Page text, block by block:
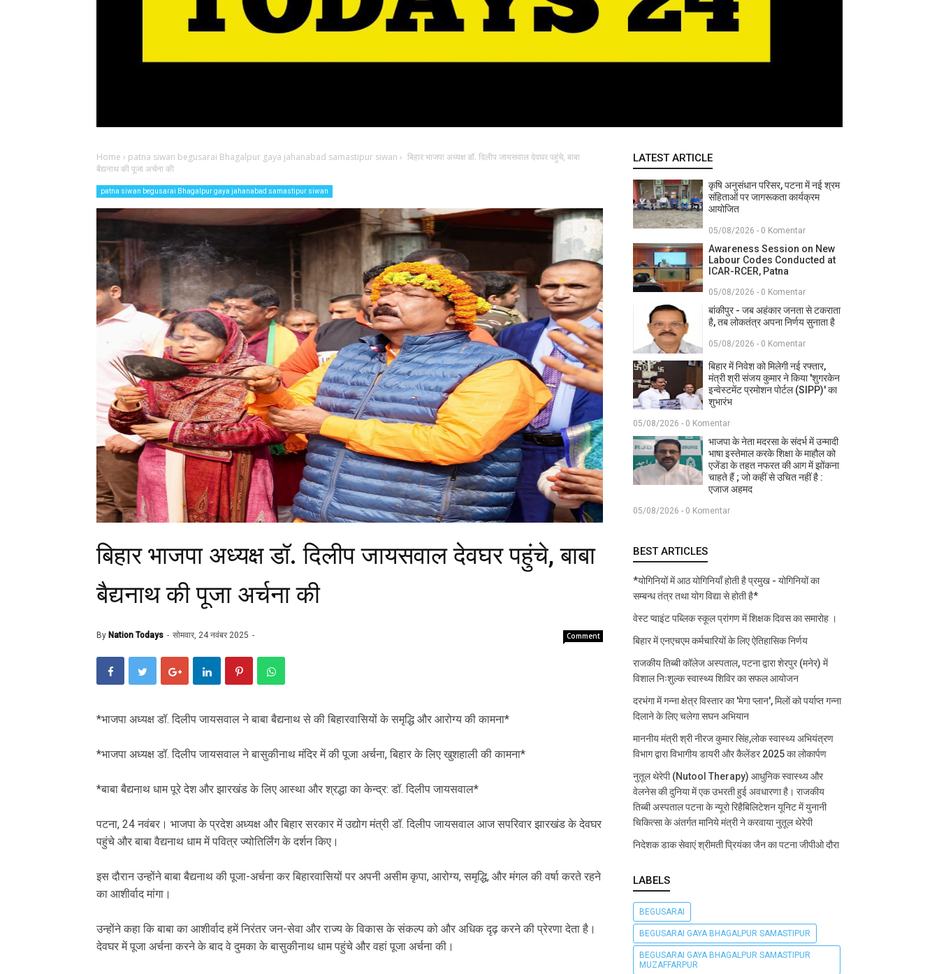
Home › patna siwan begusarai Bhagalpur gaya jahanabad samastipur siwan › बिहार भाजपा अध्यक्ष डॉ. दिलीप जायसवाल देवघर पहुंचे, बाबा
बैद्यनाथ की पूजा अर्चना की
patna siwan begusarai Bhagalpur gaya jahanabad samastipur siwan
बिहार भाजपा अध्यक्ष डॉ. दिलीप जायसवाल देवघर पहुंचे, बाबा
बैद्यनाथ की पूजा अर्चना की
By Nation Todays सोमवार, 24 नवंबर 2025 Comment
‎*भाजपा अध्यक्ष डॉ. दिलीप जायसवाल ने बाबा बैद्यनाथ से की बिहारवासियों के समृद्धि और आरोग्य की कामना*
‎*भाजपा अध्यक्ष डॉ. दिलीप जायसवाल ने बासुकीनाथ मंदिर में की पूजा अर्चना, बिहार के लिए खुशहाली की कामना*
‎*बाबा बैद्यनाथ धाम पूरे देश और झारखंड के लिए आस्था और श्रद्धा का केन्द्र: डॉ. दिलीप जायसवाल*
‎पटना, 24 नवंबर। भाजपा के प्रदेश अध्यक्ष और बिहार सरकार में उद्योग मंत्री डॉ. दिलीप जायसवाल आज सपरिवार झारखंड के देवघर
पहुंचे और बाबा वैद्यनाथ धाम में पवित्र ज्योतिर्लिंग के दर्शन किए।
‎इस दौरान उन्होंने बाबा बैद्यनाथ की पूजा-अर्चना कर बिहारवासियों पर अपनी असीम कृपा, आरोग्य, समृद्धि, और मंगल की वर्षा करते रहने
का आशीर्वाद मांगा।
‎उन्होंने कहा कि बाबा का आशीर्वाद हमें निरंतर जन-सेवा और राज्य के विकास के संकल्प को और अधिक दृढ़ करने की प्रेरणा देता है।
देवघर में पूजा अर्चना करने के बाद वे दुमका के बासुकीनाथ धाम पहुंचे और वहां पूजा अर्चना की।
LATEST ARTICLE
कृषि अनुसंधान परिसर, पटना में नई श्रम
संहिताओं पर जागरूकता कार्यक्रम
आयोजित
05/08/2026 - 0 Komentar
Awareness Session on New
Labour Codes Conducted at
ICAR-RCER, Patna
05/08/2026 - 0 Komentar
बांकीपुर - जब अहंकार जनता से टकराता
है, तब लोकतंत्र अपना निर्णय सुनाता है
05/08/2026 - 0 Komentar
बिहार में निवेश को मिलेगी नई रफ्तार,
मंत्री श्री संजय कुमार ने किया 'शुगरकेन
इन्वेस्टमेंट प्रमोशन पोर्टल (SIPP)' का
शुभारंभ
05/08/2026 - 0 Komentar
भाजपा के नेता मदरसा के संदर्भ में उन्मादी
भाषा इस्तेमाल करके शिक्षा के माहौल को
एजेंडा के तहत नफरत की आग में झोंकना
चाहते हैं ; जो कहीं से उचित नहीं है :
एजाज अहमद
05/08/2026 - 0 Komentar
BEST ARTICLES
*योगिनियों में आठ योगिनियाँ होती है प्रमुख - योगिनियों का
सम्बन्ध तंत्र तथा योग विद्या से होती है*
वेस्ट प्वाइंट पब्लिक स्कूल प्रांगण में शिक्षक दिवस का समारोह ।
बिहार में एनएचएम कर्मचारियों के लिए ऐतिहासिक निर्णय
राजकीय तिब्बी कॉलेज अस्पताल, पटना द्वारा शेरपुर (मनेर) में
विशाल निःशुल्क स्वास्थ्य शिविर का सफल आयोजन
दरभंगा में गन्ना क्षेत्र विस्तार का 'मेगा प्लान', मिलों को पर्याप्त गन्ना
दिलाने के लिए चलेगा सघन अभियान
माननीय मंत्री श्री नीरज कुमार सिंह,लोक स्वास्थ्य अभियंत्रण
विभाग द्वारा विभागीय डायरी और कैलेंडर 2025 का लोकार्पण
नुतूल थेरेपी (Nutool Therapy) आधुनिक स्वास्थ्य और
वेलनेस की दुनिया में एक उभरती हुई अवधारणा है। राजकीय
तिब्बी अस्पताल पटना के न्यूरो रिहैबिलिटेशन यूनिट में युनानी
चिकित्सा के अंतर्गत मानिये मंत्री ने करवाया नुतूल थेरेपी
निदेशक डाक सेवाएं श्रीमती प्रियंका जैन का पटना जीपीओ दौरा
LABELS
BEGUSARAI
BEGUSARAI GAYA BHAGALPUR SAMASTIPUR
BEGUSARAI GAYA BHAGALPUR SAMASTIPUR
MUZAFFARPUR